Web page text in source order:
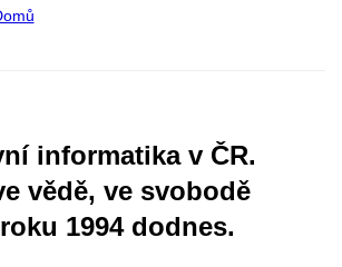
informatika v ČR.
vědě, ve svobodě
1994 dodnes.